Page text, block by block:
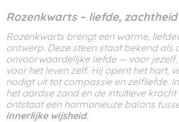
Rozenkwarts – liefde,
Rozenkwarts brengt een warme,
ontwerp. Deze steen staat bekend als
onvoorwaardelijke liefde — voor
voor het leven zelf. Hij opent het hart,
nodigt uit tot compassie en zelfliefde.
het aardse zand en de intuïtieve kracht
ontstaat een harmonieuze balans
innerlijke wijsheid.